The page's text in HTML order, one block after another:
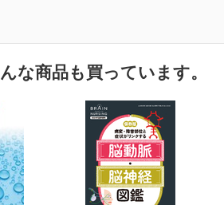
な商品も買っています。